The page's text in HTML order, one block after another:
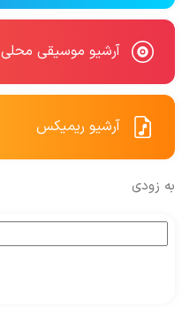
آرشیو موسیقی محلی
آرشیو ریمیکس
به زودی